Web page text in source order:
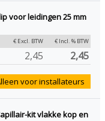
voor leidingen 25 mm
€ Excl. BTW € Incl. % BTW
2,45 2,45
voor installateurs
kit vlakke kop en